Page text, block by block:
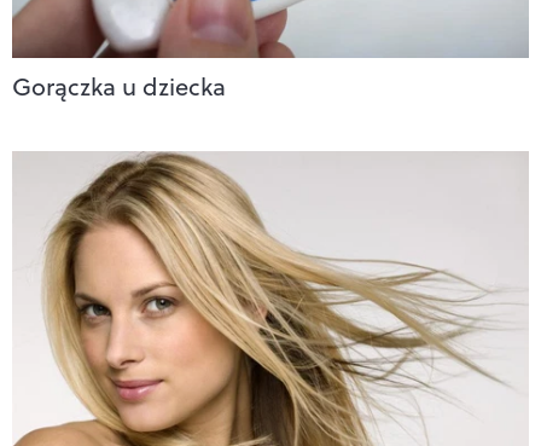
Gorączka u dziecka